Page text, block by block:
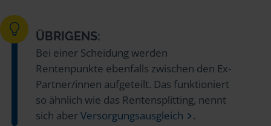
ÜBRIGENS:
Bei einer Scheidung werden
Rentenpunkte ebenfalls zwischen den Ex-
Partner/innen aufgeteilt. Das funktioniert
so ähnlich wie das Rentensplitting, nennt
sich aberVersorgungsausgleich .